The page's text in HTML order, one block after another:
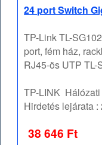
24 port Switch
TP-Link TL-
port, fém ház,
RJ45-ös UTP TL-
TP-LINK
Hirdetés lejárata :
38 646 Ft